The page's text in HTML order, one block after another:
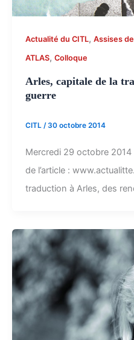
Actualité du CITL, Assises
ATLAS, Colloque
Arles, capitale de la
guerre
CITL /30 octobre 2014
Mercredi 29 octobre 2014
de l’article :
traduction à Arles, des